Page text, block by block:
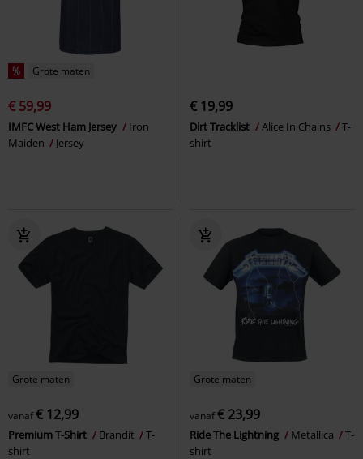
% Grote maten
€ 59,99
IMFC West Ham Jersey
Iron
Maiden
Jersey
€ 19,99
Dirt Tracklist Alice In Chains
T-
shirt
Grote maten
vanaf€ 12,99
Premium T-Shirt Brandit
T-
shirt
Grote maten
vanaf€ 23,99
Ride The Lightning Metallica
T-
shirt